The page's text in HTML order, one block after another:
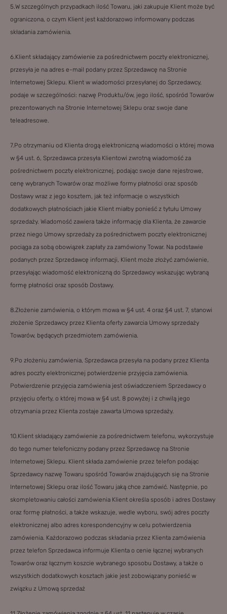
5.W szczególnych przypadkach ilość Towaru, jaki zakupuje Klient może być
ograniczona, o czym Klient jest każdorazowo informowany podczas
składania zamówienia.
6.Klient składający zamówienie za pośrednictwem poczty elektronicznej,
przesyła je na adres e-mail podany przez Sprzedawcę na Stronie
Internetowej Sklepu. Klient w wiadomości przesyłanej do Sprzedawcy,
podaje w szczególności: nazwę Produktu/ów, jego ilość, spośród Towarów
prezentowanych na Stronie Internetowej Sklepu oraz swoje dane
teleadresowe.
7.Po otrzymaniu od Klienta drogą elektroniczną wiadomości o której mowa
w §4 ust. 6, Sprzedawca przesyła Klientowi zwrotną wiadomość za
pośrednictwem poczty elektronicznej, podając swoje dane rejestrowe,
cenę wybranych Towarów oraz możliwe formy płatności oraz sposób
Dostawy wraz z jego kosztem, jak też informacje o wszystkich
dodatkowych płatnościach jakie Klient miałby ponieść z tytułu Umowy
sprzedaży. Wiadomość zawiera także informację dla Klienta, że zawarcie
przez niego Umowy sprzedaży za pośrednictwem poczty elektronicznej
pociąga za sobą obowiązek zapłaty za zamówiony Towar. Na podstawie
podanych przez Sprzedawcę informacji, Klient może złożyć zamówienie,
przesyłając wiadomość elektroniczną do Sprzedawcy wskazując wybraną
formę płatności oraz sposób Dostawy.
8.Złożenie zamówienia, o którym mowa w §4 ust. 4 oraz §4 ust. 7, stanowi
złożenie Sprzedawcy przez Klienta oferty zawarcia Umowy sprzedaży
Towarów, będących przedmiotem zamówienia.
9.Po złożeniu zamówienia, Sprzedawca przesyła na podany przez Klienta
adres poczty elektronicznej potwierdzenie przyjęcia zamówienia.
Potwierdzenie przyjęcia zamówienia jest oświadczeniem Sprzedawcy o
przyjęciu oferty, o której mowa w §4 ust. 8 powyżej i z chwilą jego
otrzymania przez Klienta zostaje zawarta Umowa sprzedaży.
10.Klient składający zamówienie za pośrednictwem telefonu, wykorzystuje
do tego numer telefoniczny podany przez Sprzedawcę na Stronie
Internetowej Sklepu. Klient składa zamówienie przez telefon podając
Sprzedawcy nazwę Towaru spośród Towarów znajdujących się na Stronie
Internetowej Sklepu oraz ilość Towaru jaką chce zamówić. Następnie, po
skompletowaniu całości zamówienia Klient określa sposób i adres Dostawy
oraz formę płatności, a także wskazuje, wedle wyboru, swój adres poczty
elektronicznej albo adres korespondencyjny w celu potwierdzenia
zamówienia. Każdorazowo podczas składania przez Klienta zamówienia
przez telefon Sprzedawca informuje Klienta o cenie łącznej wybranych
Towarów oraz łącznym koszcie wybranego sposobu Dostawy, a także o
wszystkich dodatkowych kosztach jakie jest zobowiązany ponieść w
związku z Umową sprzedaż